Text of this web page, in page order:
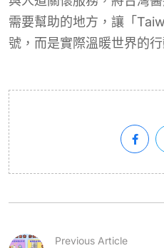
Previous Article
小港醫院「種福田...